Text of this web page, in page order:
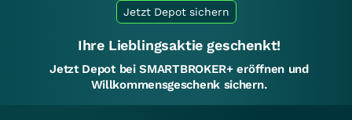
Jetzt Depot sichern
Ihre Lieblingsaktie geschenkt!
Jetzt Depot bei SMARTBROKER+ eröffnen und
Willkommensgeschenk sichern.